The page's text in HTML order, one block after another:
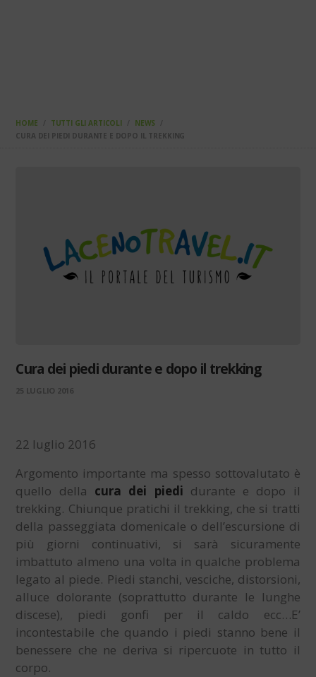
HOME TUTTI GLI ARTICOLI
NEWS
CURA DEI PIEDI DURANTE E DOPO IL TREKKING
Cura dei piedi durante e dopo il trekking
25 LUGLIO 2016
22 luglio 2016
Argomento importante ma spesso sottovalutato è
quello della cura dei piedi durante e dopo il
trekking. Chiunque pratichi il trekking, che si tratti
della passeggiata domenicale o dell’escursione di
più giorni continuativi, si sarà sicuramente
imbattuto almeno una volta in qualche problema
legato al piede. Piedi stanchi, vesciche, distorsioni,
alluce dolorante (soprattutto durante le lunghe
discese), piedi gonfi per il caldo ecc…E’
incontestabile che quando i piedi stanno bene il
benessere che ne deriva si ripercuote in tutto il
corpo.